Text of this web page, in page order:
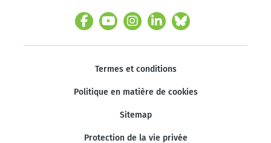
Termes et conditions
Politique en matière de cookies
Sitemap
Protection de la vie privée